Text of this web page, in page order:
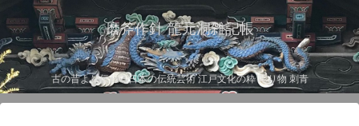
磨斧作針 龍元洞雑記帳
古の昔より伝わる日本の伝統芸術 江戸文化の粋 彫り物 刺青